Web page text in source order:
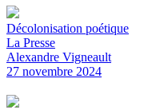
Décolonisation poétique
La Presse
Alexandre Vigneault
27 novembre 2024